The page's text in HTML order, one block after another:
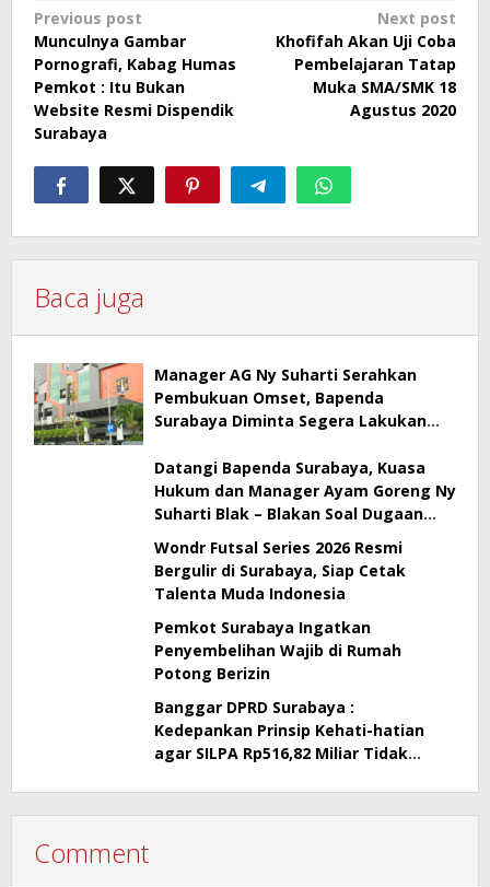
Post
navigation
Previous post
Munculnya Gambar
Pornografi, Kabag Humas
Pemkot : Itu Bukan
Website Resmi Dispendik
Surabaya
Next post
Khofifah Akan Uji Coba
Pembelajaran Tatap
Muka SMA/SMK 18
Agustus 2020
Baca juga
Manager AG Ny Suharti Serahkan
Pembukuan Omset, Bapenda
Surabaya Diminta Segera Lakukan
Datangi Bapenda Surabaya, Kuasa
Hukum dan Manager Ayam Goreng Ny
Suharti Blak – Blakan Soal Dugaan
Penyimpangan Pajak
Wondr Futsal Series 2026 Resmi
Bergulir di Surabaya, Siap Cetak
Talenta Muda Indonesia
Pemkot Surabaya Ingatkan
Penyembelihan Wajib di Rumah
Potong Berizin
Banggar DPRD Surabaya :
Kedepankan Prinsip Kehati-hatian
agar SILPA Rp516,82 Miliar Tidak
Comment